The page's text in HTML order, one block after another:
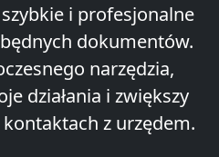
i profesjonalne
dokumentów.
narzędzia,
działania i zwiększy
z urzędem.